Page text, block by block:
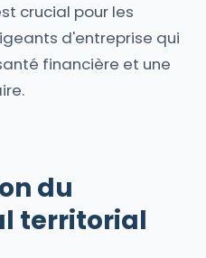
crucial pour les
d'entreprise qui
financière et une
du
territorial